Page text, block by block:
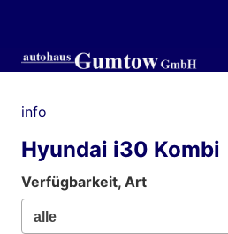
info
Hyundai i30 Kombi
Verfügbarkeit, Art